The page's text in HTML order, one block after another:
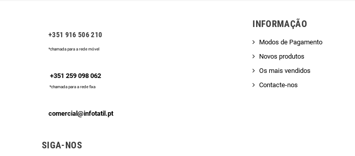
+351 916 506 210
*chamada para a rede móvel
+351 259 098 062
*chamada para a rede fixa
comercial@infotatil.pt
SIGA-NOS
INFORMAÇÃO
Modos de Pagamento
Novos produtos
Os mais vendidos
Contacte-nos